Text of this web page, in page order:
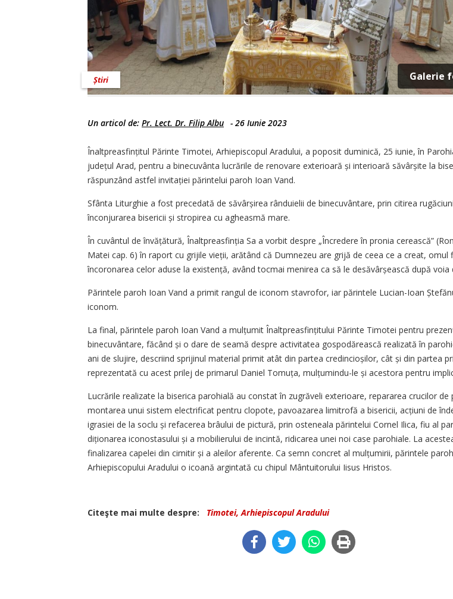
Galerie
Știri
Un articol de: Pr. Lect. Dr. Filip Albu - 26 Iunie 2023
Înaltpreasfințitul Părinte Timotei, Arhiepiscopul Aradului, a poposit duminică, 25 iunie, în
județul Arad, pentru a binecuvânta lucrările de renovare exterioară și interioară să­vârșite la
răspunzând astfel invitației părintelui paroh Ioan Vand.
Sfânta Liturghie a fost precedată de săvârșirea rânduielii de binecuvântare, prin citirea
înconjurarea bisericii și stropirea cu agheasmă mare.
În cuvântul de învățătură, Înalt­preasfinția Sa a vorbit despre „Încredere în pronia cerească”
Matei cap. 6) în raport cu grijile vieții, arătând că Dumnezeu are grijă de ceea ce a creat, omul
încoronarea celor aduse la existență, având tocmai menirea ca să le desă­vârșească după voia
Părintele paroh Ioan Vand a primit rangul de iconom stavrofor, iar părintele Lucian-Ioan
iconom.
La final, părintele paroh Ioan Vand a mulțumit Înaltprea­sfinți­tului Părinte Timotei pentru
binecuvântare, făcând și o dare de seamă despre activitatea gospodărească realizată în
ani de slujire, descriind sprijinul material primit atât din partea credincioșilor, cât și din ­partea
reprezentată cu acest prilej de primarul Daniel Tomuța, mulțumindu-le și acestora pentru
Lucrările realizate la biserica parohială au constat în zugrăveli exterioare, repararea crucilor de
montarea unui sistem electrificat pentru clopote, pavoazarea limitrofă a bisericii, ac­țiuni de
igrasiei de la soclu și refacerea brâului de pic­tură, prin osteneala părintelui Cornel Ilica, fiu al
diționarea iconostasului și a mobilierului de incintă, ridicarea unei noi case parohiale. La
finalizarea capelei din cimitir și a aleilor aferente. Ca semn concret al mul­țumirii, părintele
Arhiepiscopului Aradului o icoană argintată cu chipul Mântuitorului Iisus Hristos.
Citeşte mai multe despre: Timotei, Arhiepiscopul Aradului